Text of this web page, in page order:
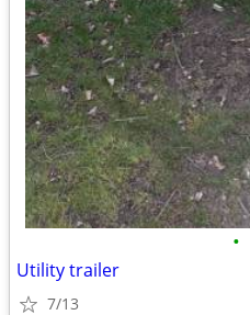
•
Utility trailer
7/13